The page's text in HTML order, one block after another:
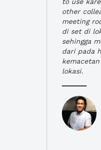
other
meeting
di set di
sehingga
dari pada
lokasi.